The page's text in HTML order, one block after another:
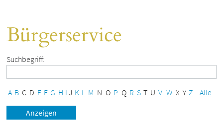
Bürgerservice
Suchbegriff:
A B C D E F G H I J K L M N O P Q R S T U V W X Y Z Alle